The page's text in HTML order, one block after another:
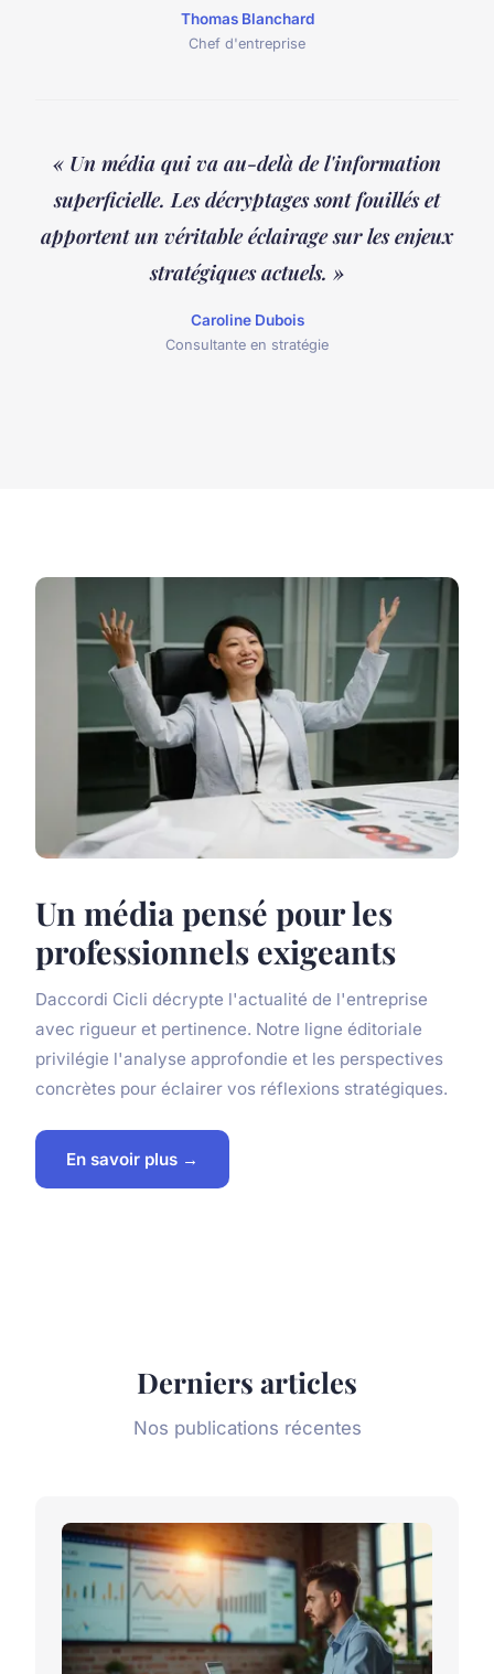
Thomas Blanchard
Chef d'entreprise
« Un média qui va au-delà de l'information
superficielle. Les décryptages sont fouillés et
apportent un véritable éclairage sur les enjeux
stratégiques actuels. »
Caroline Dubois
Consultante en stratégie
Un média pensé pour les
professionnels exigeants
Daccordi Cicli décrypte l'actualité de l'entreprise
avec rigueur et pertinence. Notre ligne éditoriale
privilégie l'analyse approfondie et les perspectives
concrètes pour éclairer vos réflexions stratégiques.
En savoir plus →
Derniers articles
Nos publications récentes